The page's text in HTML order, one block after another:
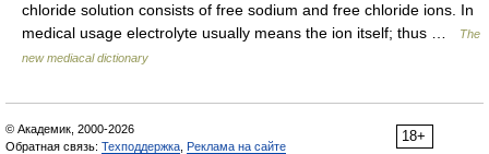
chloride solution consists of free sodium and free chloride ions. In
medical usage electrolyte usually means the ion itself; thus …
The
new mediacal dictionary
18+
© Академик, 2000-2026
Обратная связь: Техподдержка Реклама на сайте